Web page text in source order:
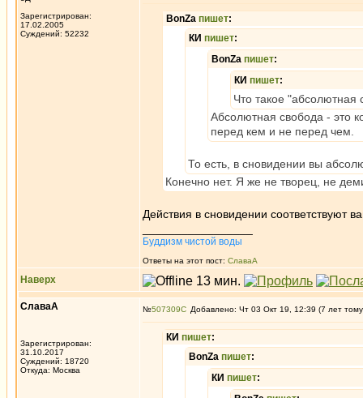
Зарегистрирован:
17.02.2005
Суждений: 52232
BonZa пишет:
КИ пишет:
BonZa пишет:
КИ пишет:
Что такое "абсолютная
Абсолютная свобода - это
перед кем и не перед чем.
То есть, в сновидении вы
Конечно нет. Я же не творец, не
Действия в сновидении соответствуют
Буддизм чистой воды
Ответы на этот пост: СлаваА
Наверх
СлаваА
Зарегистрирован:
31.10.2017
Суждений: 18720
Откуда: Москва
№507309 Добавлено: Чт 03 Окт 19, 12:39 (7 лет
КИ пишет:
BonZa пишет:
КИ пишет: